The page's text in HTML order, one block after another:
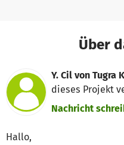
Über
Y. Cil von Tugra
dieses Projekt
Nachricht
Hallo,